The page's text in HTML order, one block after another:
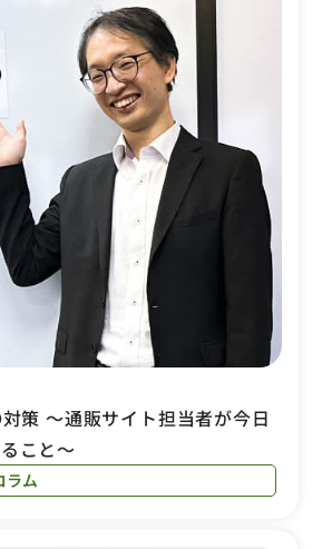
策 〜通販サイト担当者が今日
こと〜
ラム